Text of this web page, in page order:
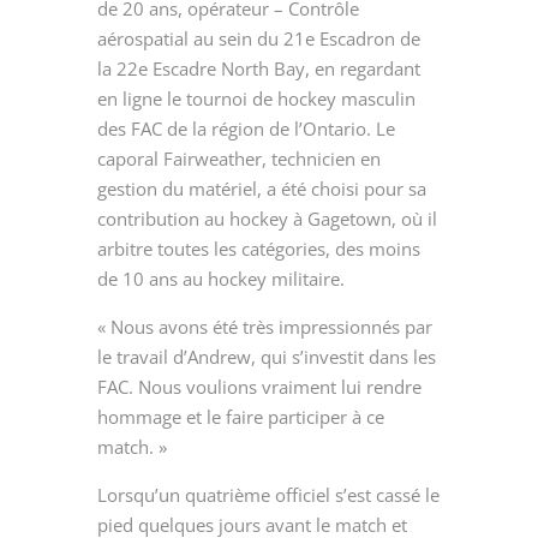
de 20 ans, opérateur – Contrôle
aérospatial au sein du 21 eEscadron de
la 22eEscadre North Bay, en regardant
en ligne le tournoi de hockey masculin
des FAC de la région de l’Ontario. Le
caporal Fairweather, technicien en
gestion du matériel, a été choisi pour sa
contribution au hockey à Gagetown, où il
arbitre toutes les catégories, des moins
de 10 ans au hockey militaire.
« Nous avons été très impressionnés par
le travail d’Andrew, qui s’investit dans les
FAC. Nous voulions vraiment lui rendre
hommage et le faire participer à ce
match. »
Lorsqu’un quatrième officiel s’est cassé le
pied quelques jours avant le match et